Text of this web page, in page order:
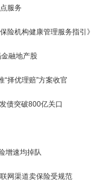
服务
险机构健康管理服务指引
融地产股
“择优理赔”方案收官
债突破800亿关口
增速均掉队
网渠道卖保险受规范